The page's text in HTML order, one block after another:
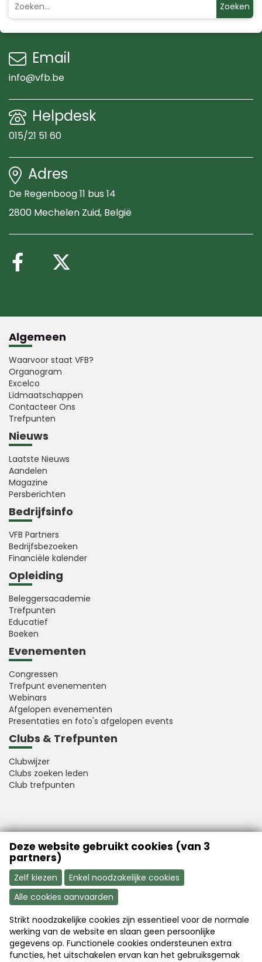
Zoeken
Email
info@vfb.be
Helpdesk
015/21 51 60
Adres
De Regenboog 11 bus 14
2800 Mechelen Zuid, België
Volg ons op Facebook
Algemeen
Waarvoor staat VFB?
Organogram
Excelco
Lidmaatschappen
Contacteer Ons
Trefpunten
Nieuws
Laatste Nieuws
Aandelen
Magazine
Persberichten
Bedrijfsinfo
VFB Partners
Bedrijfsbezoeken
Financiële kalender
Opleiding
Beleggersacademie
Trefpunten
Educatief
Boeken
Evenementen
Congressen
Trefpunt evenementen
Webinars
Afgelopen evenementen
Presentaties en foto's afgelopen events
Clubs & Trefpunten
Clubwijzer
Clubs zoeken leden
Club trefpunten
VFB is a member of Better Finance
Aanmelden Word nu lid
Deze website gebruikt cookies (van 3
partners)
Zelf kiezen
Enkel noodzakelijke cookies
Alle cookies aanvaarden
Strikt noodzakelijke cookies zijn essentieel voor de normale
werking van de website en slaan geen persoonlijke
gegevens op. Functionele cookies ondersteunen extra
functies, het uitschakelen ervan kan het gebruiksgemak